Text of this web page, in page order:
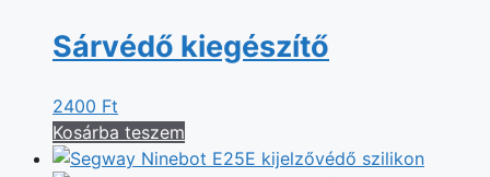
Sárvédő kiegészítő
2400 Ft
Kosárba teszem